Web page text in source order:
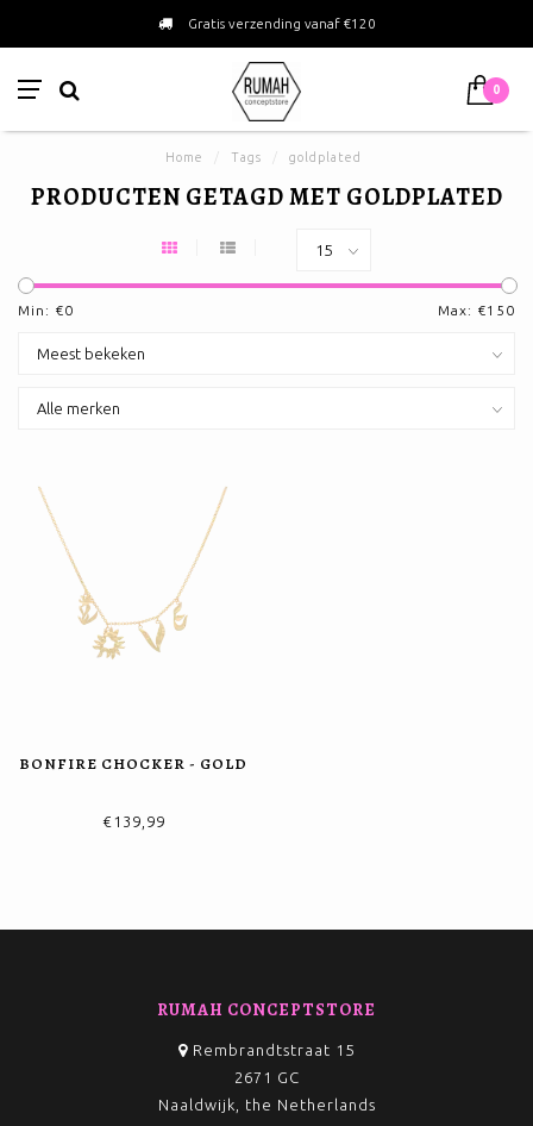
Gratis verzending vanaf €120
0
Home Tags goldplated
PRODUCTEN GETAGD MET GOLDPLATED
Min: €0 Max: €150
BONFIRE CHOCKER - GOLD
€139,99
RUMAH CONCEPTSTORE
Rembrandtstraat 15
2671 GC
Naaldwijk, the Netherlands